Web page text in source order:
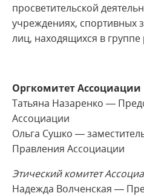
просветительской
учреждениях, спортивных
лиц, находящихся в группе
Оргкомитет Ассоциации
Татьяна Назаренко —
Ассоциации
Ольга Сушко —
Правления Ассоциации
Этический комитет
Надежда Волченская —